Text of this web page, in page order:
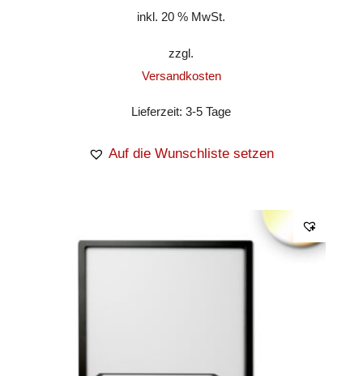
inkl. 20 % MwSt.
zzgl.
Versandkosten
Lieferzeit:3-5 Tage
Auf die Wunschliste setzen